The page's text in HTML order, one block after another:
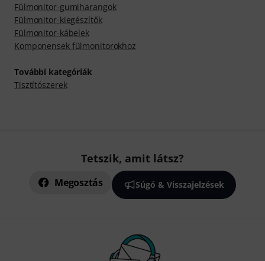
Fülmonitor-gumiharangok
Fülmonitor-kiegészítők
Fülmonitor-kábelek
Komponensek fülmonitorokhoz
További kategóriák
Tisztítószerek
Tetszik, amit látsz?
Megosztás Súgó & Visszajelzések